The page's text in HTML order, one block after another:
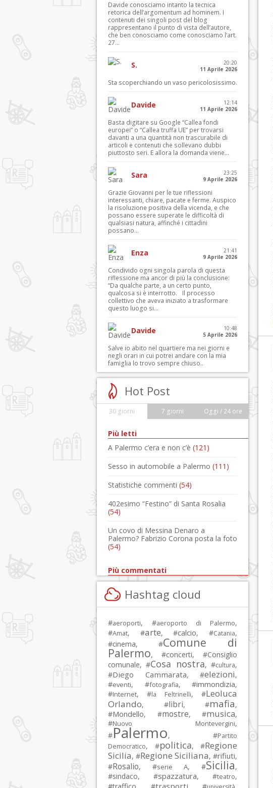
Davide conosciamo intanto la tecnica
retorica dell’argomentum ad hominem. I
contenuti dei singoli post del blog
rappresentano il punto di vista dell’autore,
che ben conosciamo come conosciamo l’art.
27...
S.
20:20
11 Aprile 2026
Sta scoperchiando un vaso pericolosissimo.
Davide
12:14
11 Aprile 2026
Basta digitare su Google “Callea fondi
europei” o “Callea truffa UE” per trovarsi
davanti a una quantità non trascurabile di
articoli e contenuti che sollevano dubbi
piuttosto seri. E allora la domanda viene...
Sara
23:25
9 Aprile 2026
Grazie Giovanni per le tue riflessioni
interessanti, chiare, pacate e ferme. Auspico
la risoluzione positiva della vicenda, e che
possano essere superate le difficoltà di
qualsiasi natura, affinché i cittadini
possano...
Enza
21:41
9 Aprile 2026
Condivido ogni singola parola di questa
riflessione ma ancor di più la conclusione:
“Da qualche parte, a un certo punto,
qualcosa si è interrotto. Il processo
collettivo che aveva iniziato a trasformare
questo luogo si...
Davide
10:48
5 Aprile 2026
Salve io abito nel quartiere ma nei giorni e
negli orari in cui potrei andare con la mia
famiglia lo trovo sempre chiuso..
Hot Post
30 giorni 7 giorni Oggi / 24 ore
Più letti
A Palermo c’era e non c’è (121)
Sesso in automobile a Palermo (111)
Statistiche commenti (54)
402esimo “Festino” di Santa Rosalia
(54)
Un covo di Messina Denaro a
Palermo? Fabrizio Corona posta la foto
(54)
Più commentati
Hashtag cloud
#aeroporti, #aeroporto di Palermo,
#Amat, #arte, #calcio, #Catania,
#cinema, #Comune di
Palermo, #concerti, #Consiglio
comunale, #Cosa nostra, #cultura,
#Diego Cammarata, #elezioni,
#eventi, #fotografia, #immondizia,
#Internet, #la Feltrinelli, #Leoluca
Orlando, #libri, #mafia,
#Mondello, #mostre, #musica,
#Nuovo Montevergini,
#Palermo, #Partito
Democratico, #politica, #Regione
Sicilia, #Regione Siciliana, #rifiuti,
#Rosalio, #serie A, #Sicilia,
#sindaco, #spazzatura, #teatro,
trasporti